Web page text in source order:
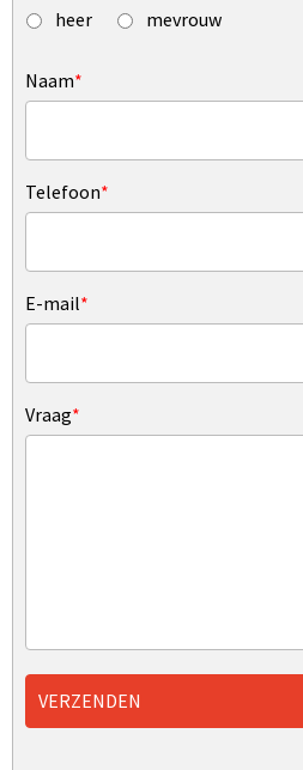
heer mevrouw
Naam*
Telefoon*
E-mail*
Vraag*
VERZENDEN